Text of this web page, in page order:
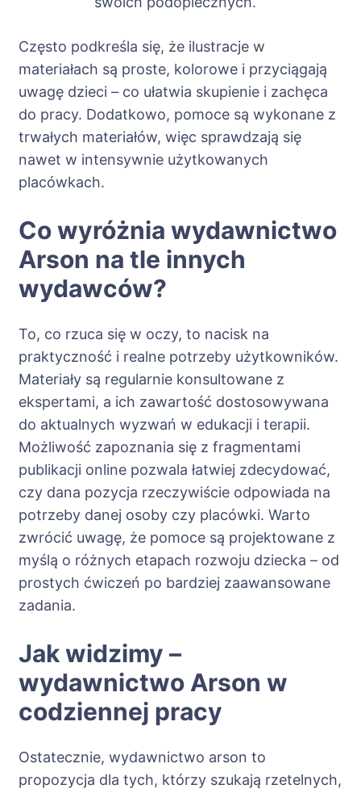
Często podkreśla się, że ilustracje w
materiałach są proste, kolorowe i przyciągają
uwagę dzieci – co ułatwia skupienie i zachęca
do pracy. Dodatkowo, pomoce są wykonane z
trwałych materiałów, więc sprawdzają się
nawet w intensywnie użytkowanych
placówkach.
Co wyróżnia wydawnictwo
Arson na tle innych
wydawców?
To, co rzuca się w oczy, to nacisk na
praktyczność i realne potrzeby użytkowników.
Materiały są regularnie konsultowane z
ekspertami, a ich zawartość dostosowywana
do aktualnych wyzwań w edukacji i terapii.
Możliwość zapoznania się z fragmentami
publikacji online pozwala łatwiej zdecydować,
czy dana pozycja rzeczywiście odpowiada na
potrzeby danej osoby czy placówki. Warto
zwrócić uwagę, że pomoce są projektowane z
myślą o różnych etapach rozwoju dziecka – od
prostych ćwiczeń po bardziej zaawansowane
zadania.
Jak widzimy –
wydawnictwo Arson w
codziennej pracy
Ostatecznie, wydawnictwo arson to
propozycja dla tych, którzy szukają rzetelnych,